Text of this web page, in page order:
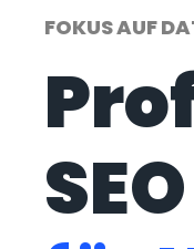
FOKUS AUF